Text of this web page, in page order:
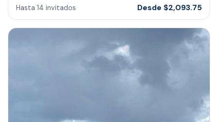
Hasta 14 invitados Desde $2,093.75